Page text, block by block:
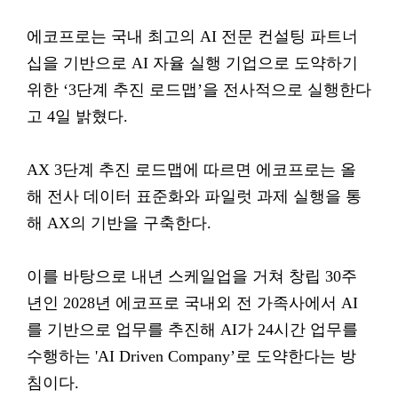
에코프로는 국내 최고의 AI 전문 컨설팅 파트너
십을 기반으로 AI 자율 실행 기업으로 도약하기
위한 ‘3단계 추진 로드맵’을 전사적으로 실행한다
고 4일 밝혔다.
AX 3단계 추진 로드맵에 따르면 에코프로는 올
해 전사 데이터 표준화와 파일럿 과제 실행을 통
해 AX의 기반을 구축한다.
이를 바탕으로 내년 스케일업을 거쳐 창립 30주
년인 2028년 에코프로 국내외 전 가족사에서 AI
를 기반으로 업무를 추진해 AI가 24시간 업무를
수행하는 'AI Driven Company’로 도약한다는 방
침이다.